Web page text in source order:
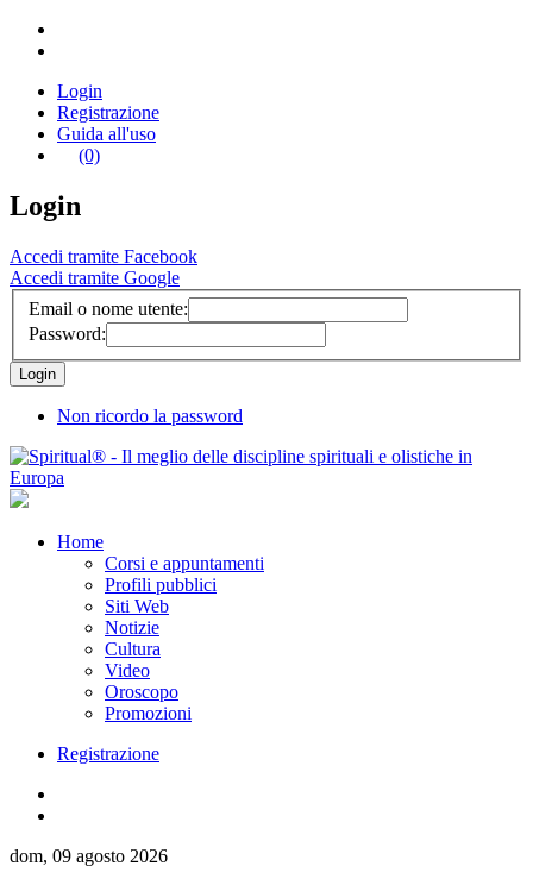
Login
Registrazione
Guida all'uso
(0)
Login
Accedi tramite Facebook
Accedi tramite Google
Email o nome utente:
Password:
Non ricordo la password
Home
Corsi e appuntamenti
Profili pubblici
Siti Web
Notizie
Cultura
Video
Oroscopo
Promozioni
Registrazione
dom, 09 agosto 2026